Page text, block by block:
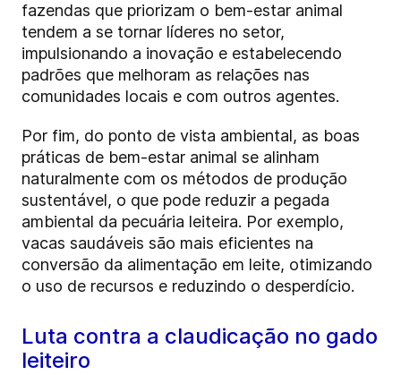
fazendas que priorizam o bem-estar animal
tendem a se tornar líderes no setor,
impulsionando a inovação e estabelecendo
padrões que melhoram as relações nas
comunidades locais e com outros agentes.
Por fim, do ponto de vista ambiental, as boas
práticas de bem-estar animal se alinham
naturalmente com os métodos de produção
sustentável, o que pode reduzir a pegada
ambiental da pecuária leiteira. Por exemplo,
vacas saudáveis são mais eficientes na
conversão da alimentação em leite, otimizando
o uso de recursos e reduzindo o desperdício.
Luta contra a claudicação no gado
leiteiro